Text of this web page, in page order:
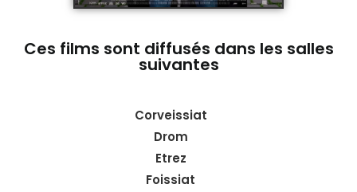
Ces films sont diffusés dans les salles
suivantes
Corveissiat
Drom
Etrez
Foissiat